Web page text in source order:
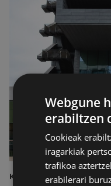
KULTURA
Webgune
erabiltzen
Cookieak
iragarkiak
trafikoa
erabilerari